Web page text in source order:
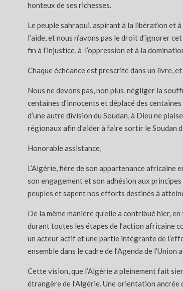
honteux de ses richesses.
Le peuple sahraoui, aspirant à la libération et à
l’aide, et nous n’avons pas le droit d’ignorer
fin à l’injustice, à l’oppression et à la
Chaque échéance est prescrite dans un livre,
Nous ne devons pas, non plus, négliger la
centaines d’innocents et déplacé des
d’une autre division du Soudan, à Dieu ne
régionaux afin d’aider à faire sortir le Soudan
Honorable assistance,
L’Algérie, fière de son appartenance
son engagement et son adhésion aux
peuples et sapent nos efforts destinés à
De la même manière qu’elle a contribué hier,
durant toutes les étapes de l’action africaine
un acteur actif et une partie intégrante de
ensemble dans le cadre de l’Agenda de
Cette vision, que l’Algérie a pleinement fait
étrangère de l’Algérie. Une orientation